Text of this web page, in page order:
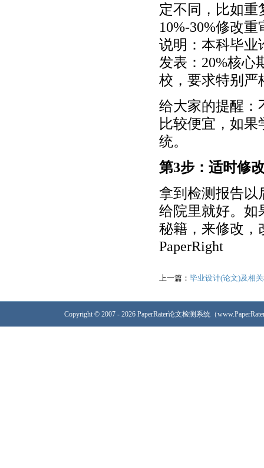
定不同，比如重
10%-30%修改
说明：本科毕业
发表：20%核心
校，要求特别严
给大家的提醒：
比较便宜，如
统。
第3步：适时修
拿到检测报告以
给院里就好。如
秘籍，来修改，
PaperRight
上一篇： 毕业设计(论文)及相
Copyright © 2007 - 2026 PaperRater论文检测系统（